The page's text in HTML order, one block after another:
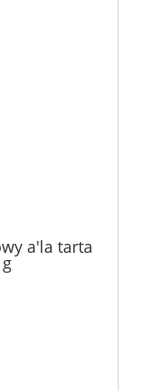
a'la tarta